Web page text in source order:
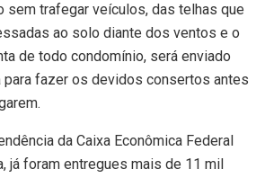
sem trafegar veículos, das telhas que
ao solo diante dos ventos e o
de todo condomínio, será enviado
para fazer os devidos consertos antes
da Caixa Econômica Federal
já foram entregues mais de 11 mil